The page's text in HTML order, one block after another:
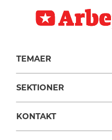
TEMAER
SEKTIONER
KONTAKT